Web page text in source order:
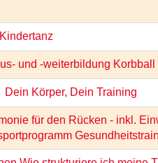
und -weiterbildung Korbball
Dein Körper, Dein Training
für den Rücken - inkl.